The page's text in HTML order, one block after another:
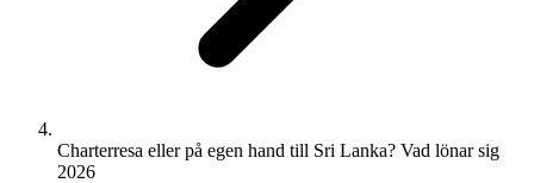
Charterresa eller på egen hand till Sri Lanka? Vad lönar sig
2026